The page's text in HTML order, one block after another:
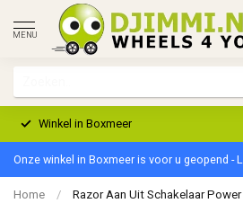
MENU
Winkel in Boxmeer
Onze winkel in Boxmeer is voor u geopend -
Home / Razor Aan Uit Schakelaar Power